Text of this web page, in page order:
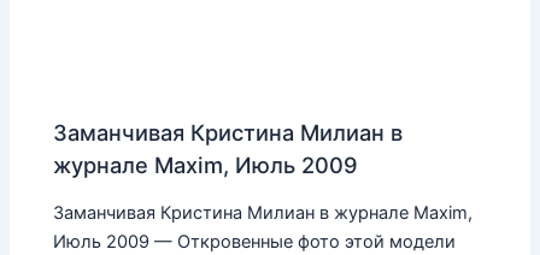
Заманчивая Кристина Милиан в
журнале Maxim, Июль 2009
Заманчивая Кристина Милиан в журнале Maxim,
Июль 2009 — Откровенные фото этой модели